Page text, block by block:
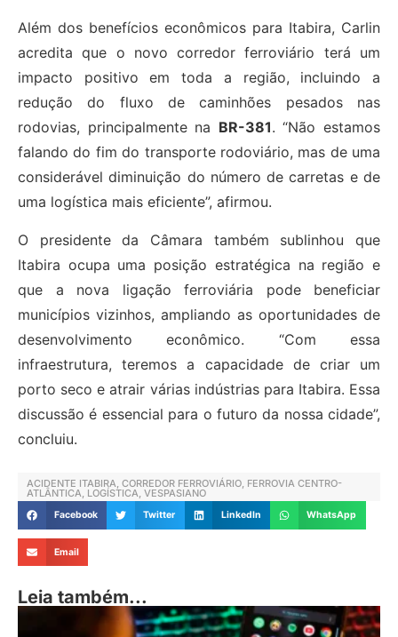
Além dos benefícios econômicos para Itabira, Carlin
acredita que o novo corredor ferroviário terá um
impacto positivo em toda a região, incluindo a
redução do fluxo de caminhões pesados nas
rodovias, principalmente na BR-381. “Não estamos
falando do fim do transporte rodoviário, mas de uma
considerável diminuição do número de carretas e de
uma logística mais eficiente”, afirmou.
O presidente da Câmara também sublinhou que
Itabira ocupa uma posição estratégica na região e
que a nova ligação ferroviária pode beneficiar
municípios vizinhos, ampliando as oportunidades de
desenvolvimento econômico. “Com essa
infraestrutura, teremos a capacidade de criar um
porto seco e atrair várias indústrias para Itabira. Essa
discussão é essencial para o futuro da nossa cidade”,
concluiu.
ACIDENTE ITABIRA, CORREDOR FERROVIÁRIO, FERROVIA CENTRO-
ATLÂNTICA, LOGÍSTICA, VESPASIANO
Facebook Twitter LinkedIn WhatsApp
Email
Leia também...